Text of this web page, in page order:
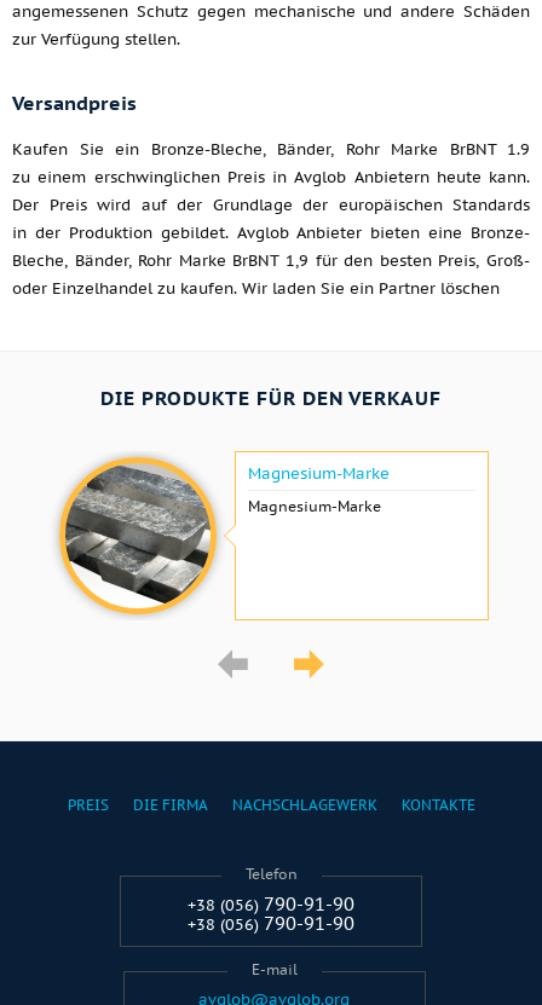
angemessenen Schutz gegen mechanische und andere Schäden
zur Verfügung stellen.
Versandpreis
Kaufen Sie ein Bronze-Bleche, Bänder, Rohr Marke BrBNT 1.9
zu einem erschwinglichen Preis in Avglob Anbietern heute kann.
Der Preis wird auf der Grundlage der europäischen Standards
in der Produktion gebildet. Avglob Anbieter bieten eine Bronze-
Bleche, Bänder, Rohr Marke BrBNT 1,9 für den besten Preis, Groß-
oder Einzelhandel zu kaufen. Wir laden Sie ein Partner löschen
DIE PRODUKTE FÜR DEN VERKAUF
Magnesium-Marke
Magnesium-Marke
PREIS DIE FIRMA NACHSCHLAGEWERK KONTAKTE
Telefon
+38 (056) 790-91-90
+38 (056) 790-91-90
E-mail
avglob@avglob.org